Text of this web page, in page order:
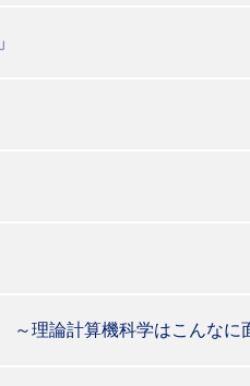
理論計算機科学はこんなに